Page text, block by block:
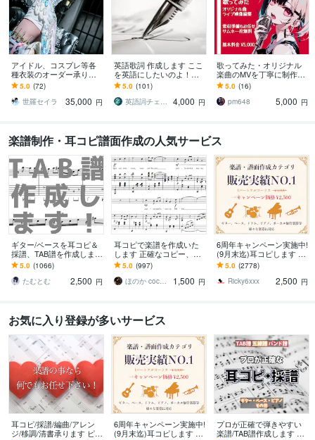
アイドル、コスプレ等各
種衣装のオーダー承りま
す オリジナルの衣装が欲
しい方からパーツ単体で
欲しい！という方も
5.0 (72)
世羅セイラ
35,000 円
英語歌詞 作成します ここ
を英語にしたいのよ！に
お応えします
5.0 (101)
英語詞チェック屋さん
4,000 円
歌ってみた・オリジナル
楽曲のMVを丁寧に制作し
ます 世界観を大切にMV制
作。エフェクト込み＆サ
ムネ無料！
5.0 (16)
pm648
5,000 円
楽譜制作・耳コピ譜面作成の人気サービス
ギター/ベースを耳コピ＆
採譜、TAB譜を作成します
その曲、弾けるかも！個
人練習やコピバンにおす
すめです！
5.0 (1066)
たむとむ
2,500 円
耳コピで楽譜を作成いた
します 正確なコピー、素
早い対応、難易度別アレ
ンジもOK！
5.0 (997)
ほのか coconala
1,500 円
6周年キャンペーン実施中!
(9月末迄)耳コピします TA
B譜、ドラム譜可♪ 1パー
トフルコーラス¥2,500
5.0 (2778)
Ricky6xxx
2,500 円
お気に入り登録が多いサービス
耳コピ/採譜/編曲/アレン
ジ/移調/清書承ります ピア
6周年キャンペーン実施中!
(9月末迄)耳コピします TA
プロが正確で弾きやすい
楽譜/TAB譜作成します 採